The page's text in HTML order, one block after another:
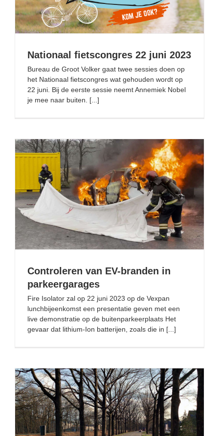
Nationaal fietscongres 22 juni 2023
Bureau de Groot Volker gaat twee sessies doen op
het Nationaal fietscongres wat gehouden wordt op
22 juni. Bij de eerste sessie neemt Annemiek Nobel
je mee naar buiten. [...]
Controleren van EV-branden in parkeergarages
Controleren van EV-branden in
parkeergarages
Fire Isolator zal op 22 juni 2023 op de Vexpan
lunchbijeenkomst een presentatie geven met een
live demonstratie op de buitenparkeerplaats Het
gevaar dat lithium-Ion batterijen, zoals die in [...]
In de media: Verkeersexpert over ‘wrede’ Apeldoornse